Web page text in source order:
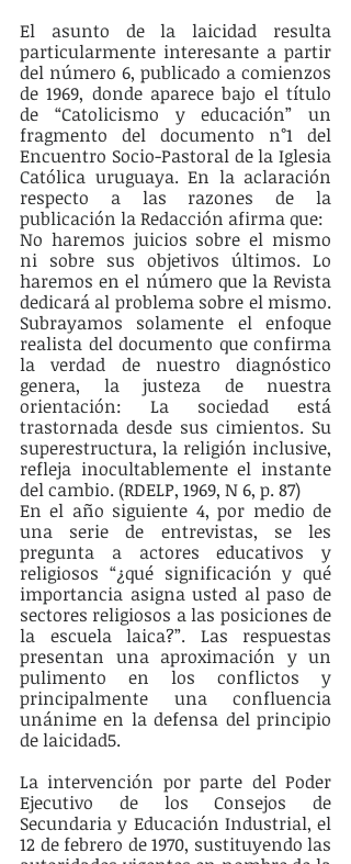
El asunto de la laicidad resulta
particularmente interesante a partir
del número 6, publicado a comienzos
de 1969, donde aparece bajo el título
de “Catolicismo y educación” un
fragmento del documento n°1 del
Encuentro Socio-Pastoral de la Iglesia
Católica uruguaya. En la aclaración
respecto a las razones de la
publicación la Redacción afirma que:
No haremos juicios sobre el mismo
ni sobre sus objetivos últimos. Lo
haremos en el número que la Revista
dedicará al problema sobre el mismo.
Subrayamos solamente el enfoque
realista del documento que confirma
la verdad de nuestro diagnóstico
genera, la justeza de nuestra
orientación: La sociedad está
trastornada desde sus cimientos. Su
superestructura, la religión inclusive,
refleja inocultablemente el instante
del cambio. (RDELP, 1969, N 6, p. 87)
En el año siguiente 4, por medio de
una serie de entrevistas, se les
pregunta a actores educativos y
religiosos “¿qué significación y qué
importancia asigna usted al paso de
sectores religiosos a las posiciones de
la escuela laica?”. Las respuestas
presentan una aproximación y un
pulimento en los conflictos y
principalmente una confluencia
unánime en la defensa del principio
de laicidad5.
La intervención por parte del Poder
Ejecutivo de los Consejos de
Secundaria y Educación Industrial, el
12 de febrero de 1970, sustituyendo las